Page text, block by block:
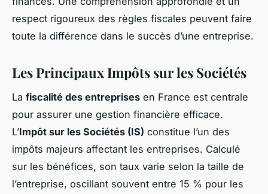
respect rigoureux des règles fiscales peuvent faire
toute la différence dans le succès d’une entreprise.
Les Principaux Impôts sur les Sociétés
La fiscalité des entreprises en France est centrale
pour assurer une gestion financière efficace.
L’Impôt sur les Sociétés (IS) constitue l’un des
impôts majeurs affectant les entreprises. Calculé
sur les bénéfices, son taux varie selon la taille de
l’entreprise, oscillant souvent entre 15 % pour les